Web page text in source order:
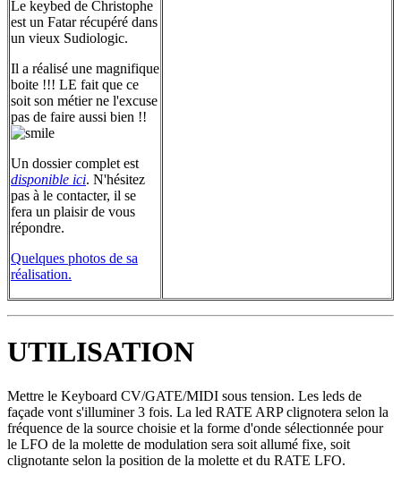
Le keybed de Christophe
est un Fatar récupéré dans
un vieux Sudiologic.
Il a réalisé une magnifique
boite !!! LE fait que ce
soit son métier ne l'excuse
pas de faire aussi bien !!
Un dossier complet est
disponible ici. N'hésitez
pas à le contacter, il se
fera un plaisir de vous
répondre.
Quelques photos de sa
réalisation.
UTILISATION
Mettre le Keyboard CV/GATE/MIDI sous tension. Les leds de
façade vont s'illuminer 3 fois. La led RATE ARP clignotera selon la
fréquence de la source choisie et la forme d'onde sélectionnée pour
le LFO de la molette de modulation sera soit allumé fixe, soit
clignotante selon la position de la molette et du RATE LFO.